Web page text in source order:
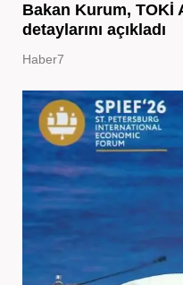
Bakan Kurum, TOKİ
detaylarını açıkladı
Haber7